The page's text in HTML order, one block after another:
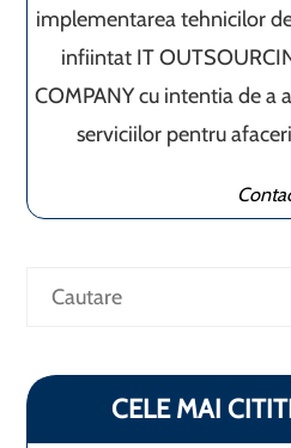
implementarea tehnicilor
infiintat IT
COMPANY cu intentia de a
serviciilor pentru
Caută
CELE MAI